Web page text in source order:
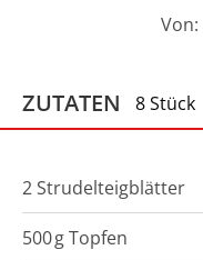
Von:
ZUTATEN 8 Stück
2 Strudelteigblätter
500gTopfen